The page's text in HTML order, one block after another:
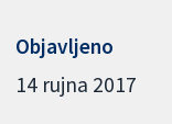
Objavljeno
14 rujna 2017